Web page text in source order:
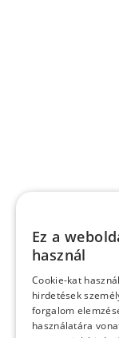
Ez a
használ
Cookie-kat
hirdetések
forgalom
használatára